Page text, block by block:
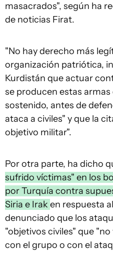
masacrados", según ha
de noticias Firat.
"No hay derecho más
organización patriótica,
Kurdistán que actuar
se producen estas armas
sostenido, antes de
ataca a civiles" y que la
objetivo militar".
Por otra parte, ha dicho
sufrido víctimas" en los
por Turquía contra
Siria e Irak en respuesta
denunciado que los
"objetivos civiles" que
con el grupo o con el